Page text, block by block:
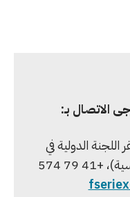
الاتصال بـ:
اللجنة الدولية في
جنيف (للغتين الإنجليزية والفرنسية)، +41 79 574